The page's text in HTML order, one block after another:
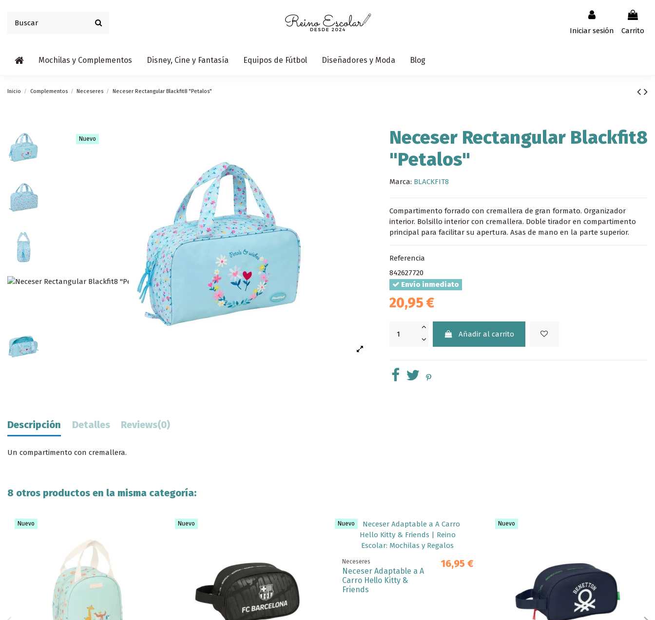
Iniciar sesión Carrito
Mochilas y Complementos Disney, Cine y Fantasía Equipos de Fútbol Diseñadores y Moda Blog
Inicio Complementos Neceseres Neceser Rectangular Blackfit8 "Petalos"
Nuevo
Neceser Rectangular Blackfit8
"Petalos"
Marca: BLACKFIT8
Compartimento forrado con cremallera de gran formato. Organizador
interior. Bolsillo interior con cremallera. Doble tirador en compartimento
principal para facilitar su apertura. Asas de mano en la parte superior.
Referencia
842627720
Envío inmediato
20,95 €
Añadir al carrito
Descripción Detalles Reviews(0)
Un compartimento con cremallera.
8 otros productos en la misma categoría:
Nuevo Nuevo Nuevo
Neceseres
Neceser Adaptable a A
Carro Hello Kitty &
Friends
16,95 €
Nuevo